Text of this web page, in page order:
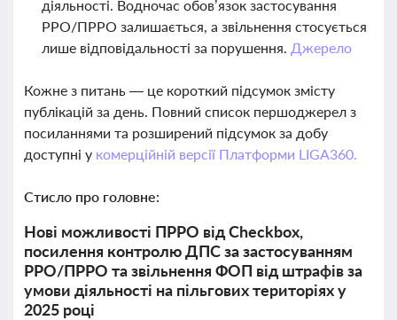
діяльності. Водночас обов’язок застосування
РРО/ПРРО залишається, а звільнення стосується
лише відповідальності за порушення. Джерело
Кожне з питань — це короткий підсумок змісту
публікацій за день. Повний список першоджерел з
посиланнями та розширений підсумок за добу
доступні у комерційній версії Платформи LIGA360.
Стисло про головне:
Нові можливості ПРРО від Checkbox,
посилення контролю ДПС за застосуванням
РРО/ПРРО та звільнення ФОП від штрафів за
умови діяльності на пільгових територіях у
2025 році